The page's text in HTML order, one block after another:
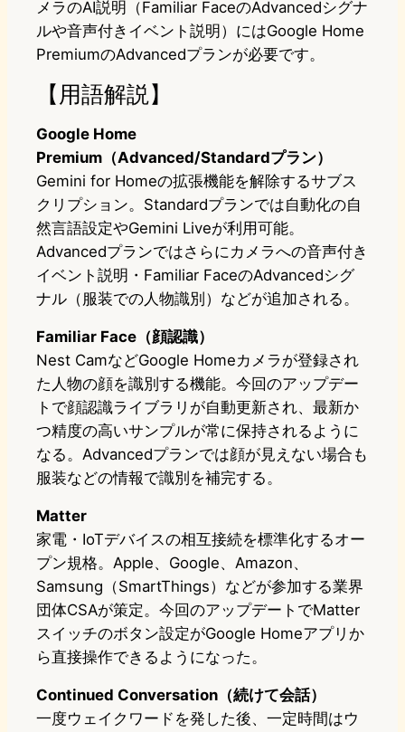
メラのAI説明（Familiar FaceのAdvancedシグナ
ルや音声付きイベント説明）にはGoogle Home
PremiumのAdvancedプランが必要です。
【用語解説】
Google Home
Premium（Advanced/Standardプラン）
Gemini for Homeの拡張機能を解除するサブス
クリプション。Standardプランでは自動化の自
然言語設定やGemini Liveが利用可能。
Advancedプランではさらにカメラへの音声付き
イベント説明・Familiar FaceのAdvancedシグ
ナル（服装での人物識別）などが追加される。
Familiar Face（顔認識）
Nest CamなどGoogle Homeカメラが登録され
た人物の顔を識別する機能。今回のアップデー
トで顔認識ライブラリが自動更新され、最新か
つ精度の高いサンプルが常に保持されるように
なる。Advancedプランでは顔が見えない場合も
服装などの情報で識別を補完する。
Matter
家電・IoTデバイスの相互接続を標準化するオー
プン規格。Apple、Google、Amazon、
Samsung（SmartThings）などが参加する業界
団体CSAが策定。今回のアップデートでMatter
スイッチのボタン設定がGoogle Homeアプリか
ら直接操作できるようになった。
Continued Conversation（続けて会話）
一度ウェイクワードを発した後、一定時間はウ